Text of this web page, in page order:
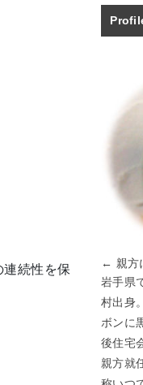
続性を保
← 親方
岩手県
村出身
ボンに
後住宅
親方就